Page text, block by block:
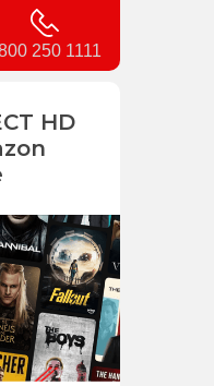
250 1111
HD